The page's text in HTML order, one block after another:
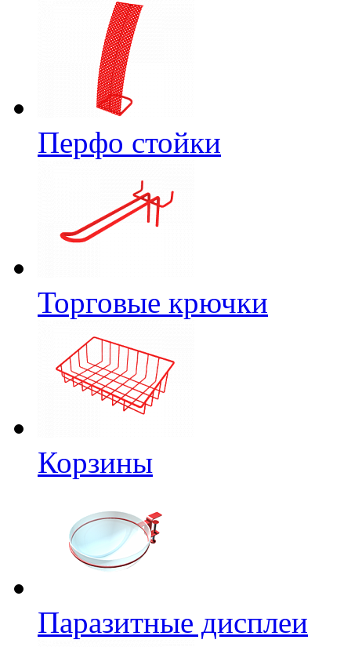
Перфо стойки
Торговые крючки
Корзины
Паразитные дисплеи